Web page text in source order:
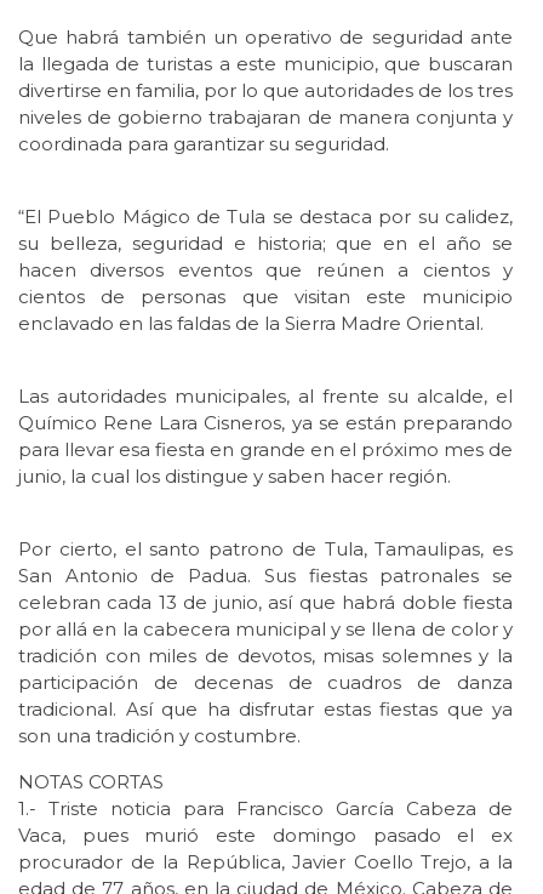
Que habrá también un operativo de seguridad ante
la llegada de turistas a este municipio, que buscaran
divertirse en familia, por lo que autoridades de los tres
niveles de gobierno trabajaran de manera conjunta y
coordinada para garantizar su seguridad.
“El Pueblo Mágico de Tula se destaca por su calidez,
su belleza, seguridad e historia; que en el año se
hacen diversos eventos que reúnen a cientos y
cientos de personas que visitan este municipio
enclavado en las faldas de la Sierra Madre Oriental.
Las autoridades municipales, al frente su alcalde, el
Químico Rene Lara Cisneros, ya se están preparando
para llevar esa fiesta en grande en el próximo mes de
junio, la cual los distingue y saben hacer región.
Por cierto, el santo patrono de Tula, Tamaulipas, es
San Antonio de Padua. Sus fiestas patronales se
celebran cada 13 de junio, así que habrá doble fiesta
por allá en la cabecera municipal y se llena de color y
tradición con miles de devotos, misas solemnes y la
participación de decenas de cuadros de danza
tradicional. Así que ha disfrutar estas fiestas que ya
son una tradición y costumbre.
NOTAS CORTAS
1.- Triste noticia para Francisco García Cabeza de
Vaca, pues murió este domingo pasado el ex
procurador de la República, Javier Coello Trejo, a la
edad de 77 años, en la ciudad de México. Cabeza de